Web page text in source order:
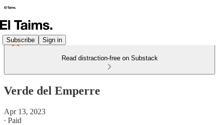
Subscribe Sign in
Read distraction-free on Substack
Verde del Emperre
Apr 13, 2023
∙ Paid